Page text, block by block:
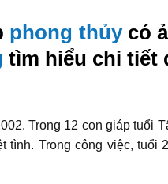
phong thủycó
tìm hiểu chi tiết
Trong 12 con giáp tuổi
Trong công việc,